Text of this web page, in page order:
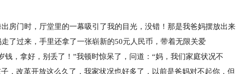
房门时，厅堂里的一幕吸引了我的目光，没错！那是我爸妈摆放出来
了过来，手里还拿了一张崭新的50元人民币，带着无限关爱
钱，拿好，别丢了！”我顿时惊呆了，问道：“妈，我们家庭状况不
，改革开放这么久了，我家状况也好多了，以前是爸妈对不起你，但